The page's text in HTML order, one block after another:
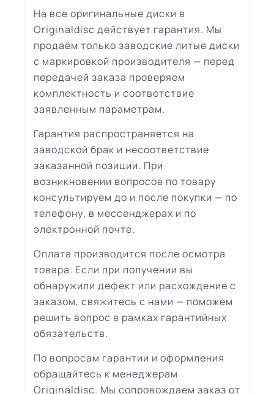
На все оригинальные диски в
Originaldisc действует гарантия. Мы
продаём только заводские литые диски
с маркировкой производителя — перед
передачей заказа проверяем
комплектность и соответствие
заявленным параметрам.
Гарантия распространяется на
заводской брак и несоответствие
заказанной позиции. При
возникновении вопросов по товару
консультируем до и после покупки — по
телефону, в мессенджерах и по
электронной почте.
Оплата производится после осмотра
товара. Если при получении вы
обнаружили дефект или расхождение с
заказом, свяжитесь с нами — поможем
решить вопрос в рамках гарантийных
обязательств.
По вопросам гарантии и оформления
обращайтесь к менеджерам
Originaldisc. Мы сопровождаем заказ от